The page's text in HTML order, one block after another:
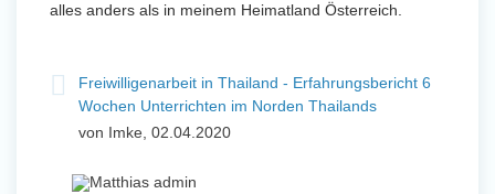
alles anders als in meinem Heimatland Österreich.
Freiwilligenarbeit in Thailand - Erfahrungsbericht 6
Wochen Unterrichten im Norden Thailands
von Imke, 02.04.2020